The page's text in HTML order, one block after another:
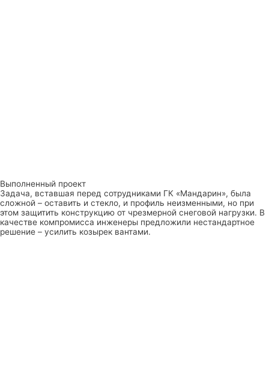
Выполненный проект
Задача, вставшая перед сотрудниками ГК «Мандарин», была
сложной – оставить и стекло, и профиль неизменными, но при
этом защитить конструкцию от чрезмерной снеговой нагрузки. В
качестве компромисса инженеры предложили нестандартное
решение – усилить козырек вантами.